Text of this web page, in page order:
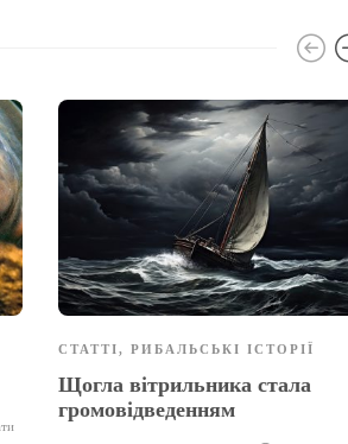
СТАТТІ, РИБАЛЬСЬКІ ІСТОРІЇ
Щогла вітрильника стала
громовідведенням